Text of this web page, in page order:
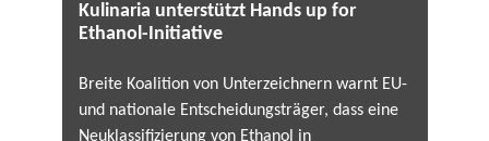
Kulinaria unterstützt Hands up for
Ethanol-Initiative
Breite Koalition von Unterzeichnern warnt EU-
und nationale Entscheidungsträger, dass eine
Neuklassifizierung von Ethanol in